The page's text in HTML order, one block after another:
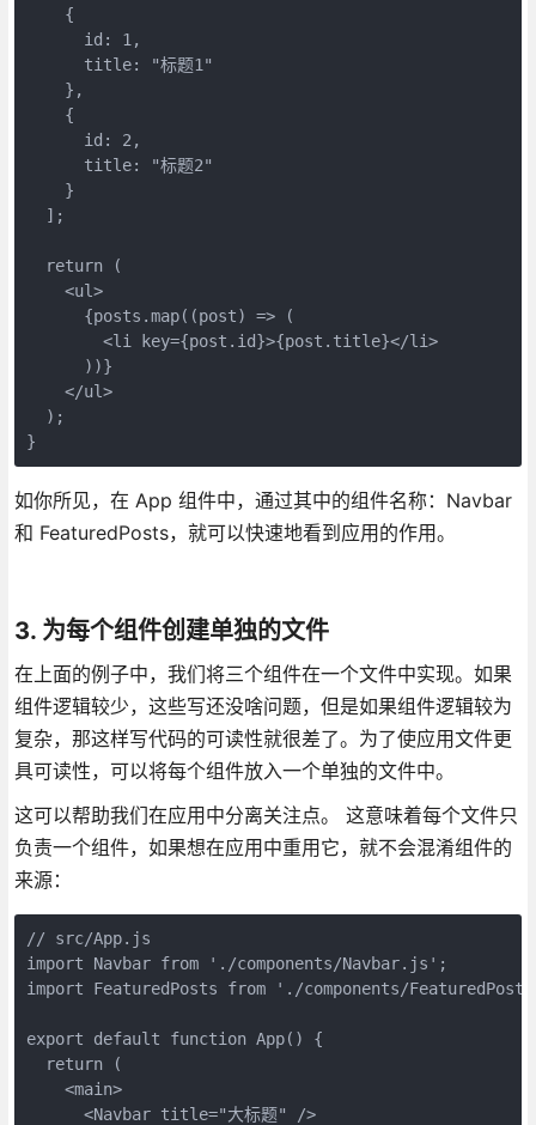
    {
      id: 1,
      title: "标题1"
    },
    {
      id: 2,
      title: "标题2"
    }
  ];
  return (
    <ul>
      {posts.map((post) => (
        <li key={post.id}>{post.title}</li>
      ))}
    </ul>
  );
}
如你所见，在 App 组件中，通过其中的组件名称：Navbar
和 FeaturedPosts，就可以快速地看到应用的作用。
3. 为每个组件创建单独的文件
在上面的例子中，我们将三个组件在一个文件中实现。如果
组件逻辑较少，这些写还没啥问题，但是如果组件逻辑较为
复杂，那这样写代码的可读性就很差了。为了使应用文件更
具可读性，可以将每个组件放入一个单独的文件中。
这可以帮助我们在应用中分离关注点。 这意味着每个文件只
负责一个组件，如果想在应用中重用它，就不会混淆组件的
来源：
// src/App.js
import Navbar from './components/Navbar.js';
import FeaturedPosts from './components/
export default function App() {
  return (
    <main>
      <Navbar title="大标题" />